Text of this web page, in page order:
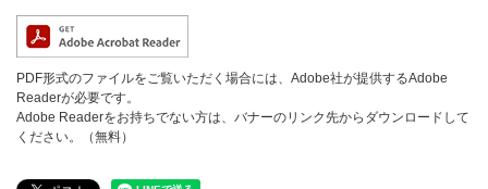
PDF形式のファイルをご覧いただく場合には、Adobe社が提供するAdobe
Readerが必要です。
Adobe Readerをお持ちでない方は、バナーのリンク先からダウンロードして
ください。（無料）